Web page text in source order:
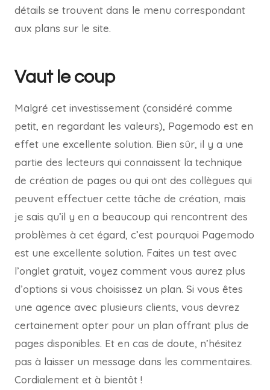
détails se trouvent dans le menu correspondant
aux plans sur le site.
Vaut le coup
Malgré cet investissement (considéré comme
petit, en regardant les valeurs), Pagemodo est en
effet une excellente solution. Bien sûr, il y a une
partie des lecteurs qui connaissent la technique
de création de pages ou qui ont des collègues qui
peuvent effectuer cette tâche de création, mais
je sais qu’il y en a beaucoup qui rencontrent des
problèmes à cet égard, c’est pourquoi Pagemodo
est une excellente solution. Faites un test avec
l’onglet gratuit, voyez comment vous aurez plus
d’options si vous choisissez un plan. Si vous êtes
une agence avec plusieurs clients, vous devrez
certainement opter pour un plan offrant plus de
pages disponibles. Et en cas de doute, n’hésitez
pas à laisser un message dans les commentaires.
Cordialement et à bientôt !